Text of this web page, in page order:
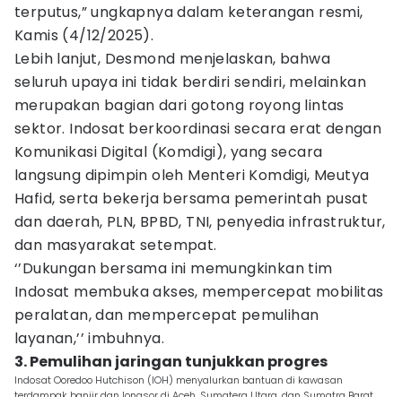
terputus,” ungkapnya dalam keterangan resmi,
Kamis (4/12/2025).
Lebih lanjut, Desmond menjelaskan, bahwa
seluruh upaya ini tidak berdiri sendiri, melainkan
merupakan bagian dari gotong royong lintas
sektor. Indosat berkoordinasi secara erat dengan
Komunikasi Digital (Komdigi), yang secara
langsung dipimpin oleh Menteri Komdigi, Meutya
Hafid, serta bekerja bersama pemerintah pusat
dan daerah, PLN, BPBD, TNI, penyedia infrastruktur,
dan masyarakat setempat.
‘’Dukungan bersama ini memungkinkan tim
Indosat membuka akses, mempercepat mobilitas
peralatan, dan mempercepat pemulihan
layanan,’’ imbuhnya.
3. Pemulihan jaringan tunjukkan progres
Indosat Ooredoo Hutchison (IOH) menyalurkan bantuan di kawasan